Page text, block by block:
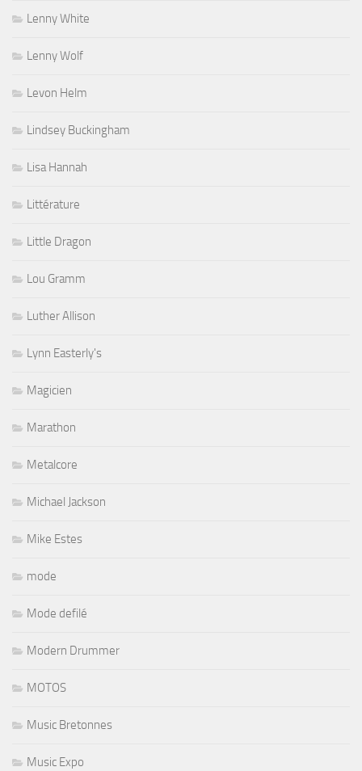
Lenny White
Lenny Wolf
Levon Helm
Lindsey Buckingham
Lisa Hannah
Littérature
Little Dragon
Lou Gramm
Luther Allison
Lynn Easterly's
Magicien
Marathon
Metalcore
Michael Jackson
Mike Estes
mode
Mode defilé
Modern Drummer
MOTOS
Music Bretonnes
Music Expo